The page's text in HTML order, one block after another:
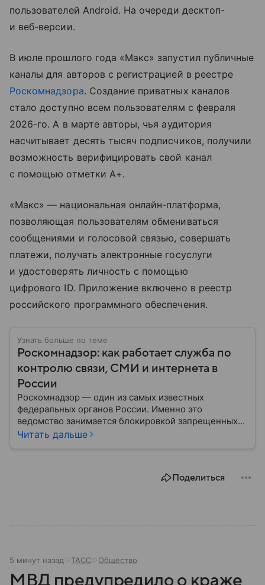
пользователей Android. На очереди десктоп-
и веб-версии.
В июле прошлого года «Макс» запустил публичные
каналы для авторов с регистрацией в реестре
Роскомнадзора. Создание приватных каналов
стало доступно всем пользователям с февраля
2026-го. А в марте авторы, чья аудитория
насчитывает десять тысяч подписчиков, получили
возможность верифицировать свой канал
с помощью отметки А+.
«Макс» — национальная онлайн-платформа,
позволяющая пользователям обмениваться
сообщениями и голосовой связью, совершать
платежи, получать электронные госуслуги
и удостоверять личность с помощью
цифрового ID. Приложение включено в реестр
российского программного обеспечения.
Узнать больше по теме
Роскомнадзор: как работает служба по
контролю связи, СМИ и интернета в
России
Роскомнадзор — один из самых известных
федеральных органов России. Именно это
ведомство занимается блокировкой запрещенных
сайтов, надзором за операторами связи и
Читать дальше
Поделиться
5 минут назад ТАСС Общество
МВД предупредило о краже